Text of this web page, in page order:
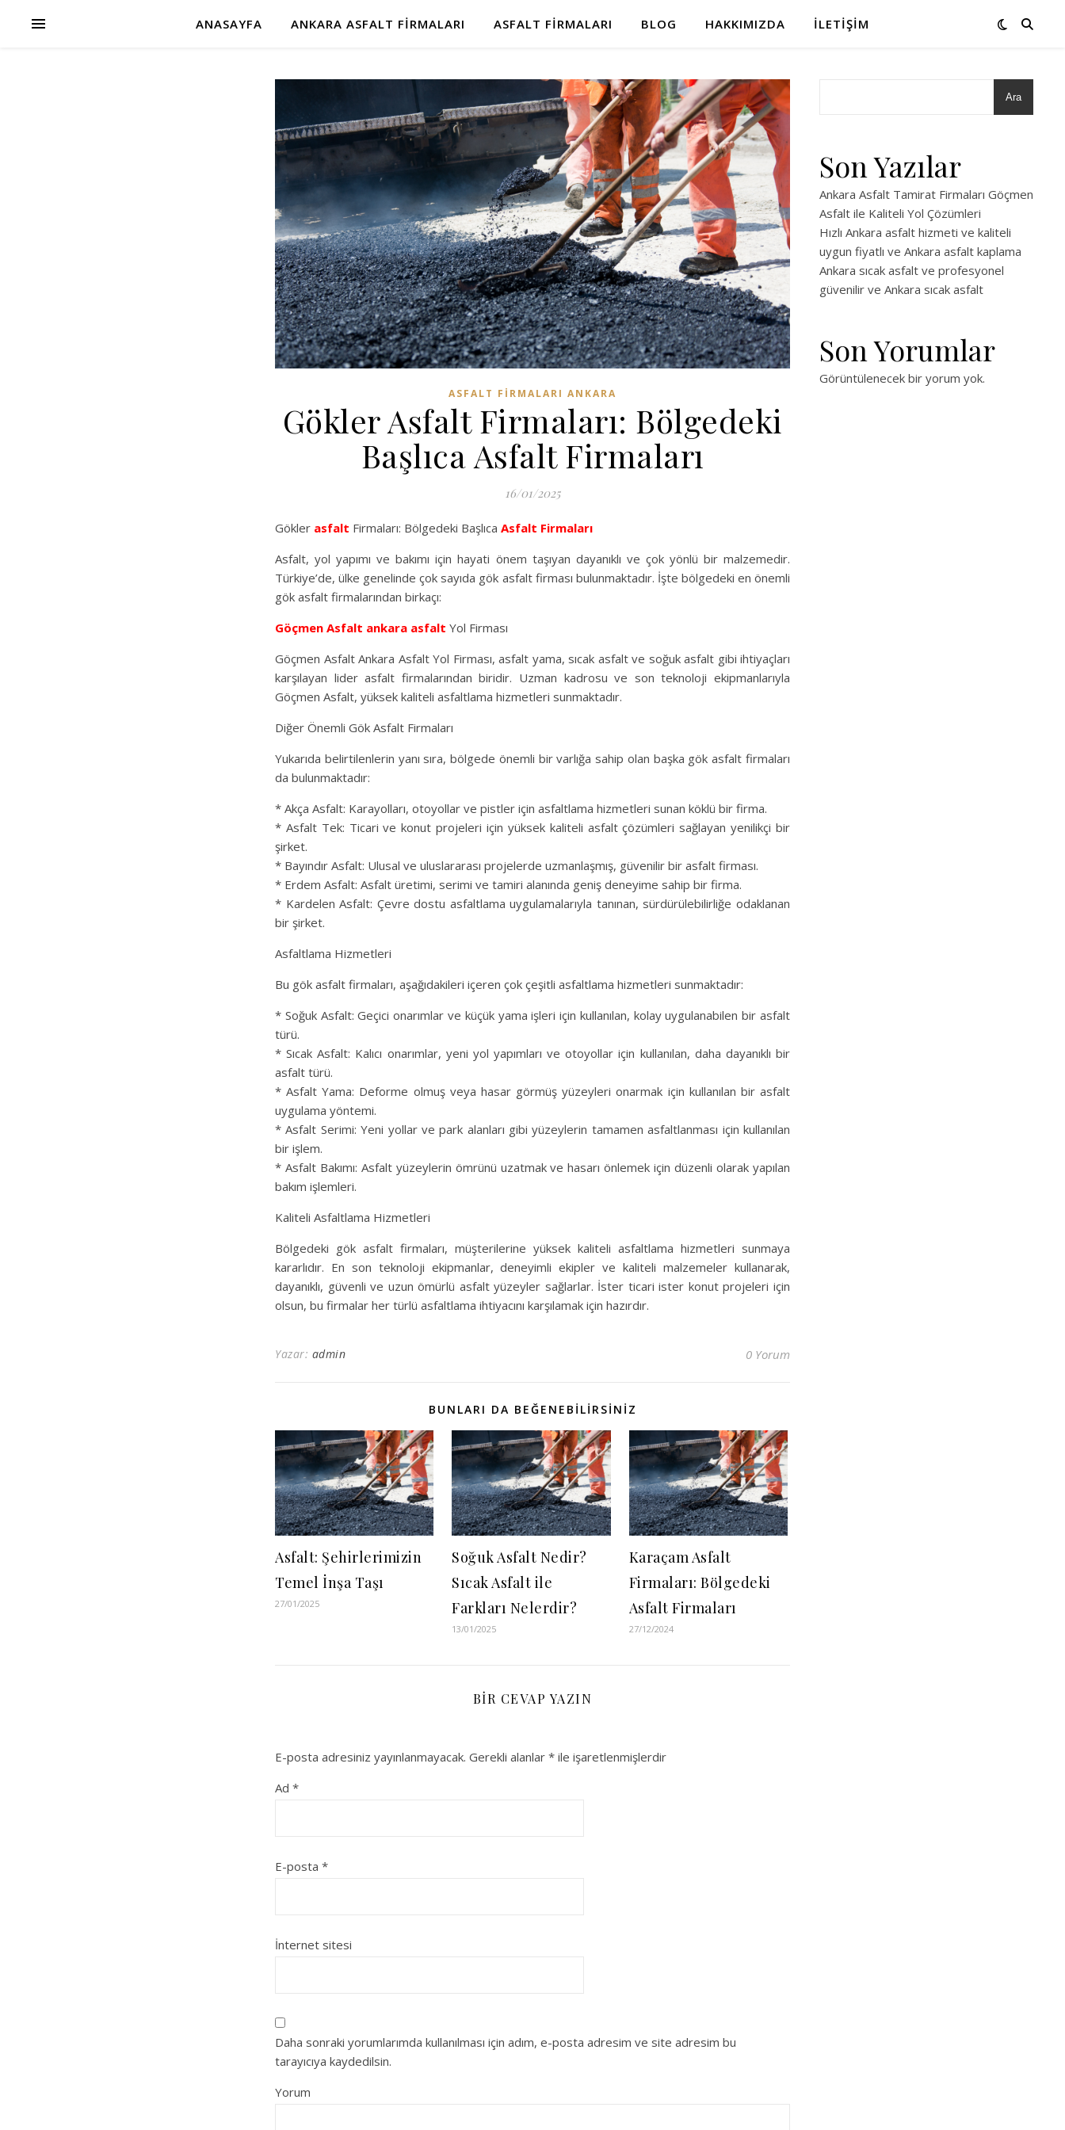
ANASAYFA ANKARA ASFALT FIRMALARI ASFALT FIRMALARI BLOG HAKKIMIZDA İLETIŞIM
ASFALT FIRMALARI ANKARA
Gökler Asfalt Firmaları: Bölgedeki
Başlıca Asfalt Firmaları
16/01/2025
Gökler asfalt Firmaları: Bölgedeki Başlıca Asfalt Firmaları
Asfalt, yol yapımı ve bakımı için hayati önem taşıyan dayanıklı ve çok yönlü bir malzemedir.
Türkiye’de, ülke genelinde çok sayıda gök asfalt firması bulunmaktadır. İşte bölgedeki en önemli
gök asfalt firmalarından birkaçı:
Göçmen Asfalt ankara asfalt Yol Firması
Göçmen Asfalt Ankara Asfalt Yol Firması, asfalt yama, sıcak asfalt ve soğuk asfalt gibi ihtiyaçları
karşılayan lider asfalt firmalarından biridir. Uzman kadrosu ve son teknoloji ekipmanlarıyla
Göçmen Asfalt, yüksek kaliteli asfaltlama hizmetleri sunmaktadır.
Diğer Önemli Gök Asfalt Firmaları
Yukarıda belirtilenlerin yanı sıra, bölgede önemli bir varlığa sahip olan başka gök asfalt firmaları
da bulunmaktadır:
* Akça Asfalt: Karayolları, otoyollar ve pistler için asfaltlama hizmetleri sunan köklü bir firma.
* Asfalt Tek: Ticari ve konut projeleri için yüksek kaliteli asfalt çözümleri sağlayan yenilikçi bir
şirket.
* Bayındır Asfalt: Ulusal ve uluslararası projelerde uzmanlaşmış, güvenilir bir asfalt firması.
* Erdem Asfalt: Asfalt üretimi, serimi ve tamiri alanında geniş deneyime sahip bir firma.
* Kardelen Asfalt: Çevre dostu asfaltlama uygulamalarıyla tanınan, sürdürülebilirliğe odaklanan
bir şirket.
Asfaltlama Hizmetleri
Bu gök asfalt firmaları, aşağıdakileri içeren çok çeşitli asfaltlama hizmetleri sunmaktadır:
* Soğuk Asfalt: Geçici onarımlar ve küçük yama işleri için kullanılan, kolay uygulanabilen bir asfalt
türü.
* Sıcak Asfalt: Kalıcı onarımlar, yeni yol yapımları ve otoyollar için kullanılan, daha dayanıklı bir
asfalt türü.
* Asfalt Yama: Deforme olmuş veya hasar görmüş yüzeyleri onarmak için kullanılan bir asfalt
uygulama yöntemi.
* Asfalt Serimi: Yeni yollar ve park alanları gibi yüzeylerin tamamen asfaltlanması için kullanılan
bir işlem.
* Asfalt Bakımı: Asfalt yüzeylerin ömrünü uzatmak ve hasarı önlemek için düzenli olarak yapılan
bakım işlemleri.
Kaliteli Asfaltlama Hizmetleri
Bölgedeki gök asfalt firmaları, müşterilerine yüksek kaliteli asfaltlama hizmetleri sunmaya
kararlıdır. En son teknoloji ekipmanlar, deneyimli ekipler ve kaliteli malzemeler kullanarak,
dayanıklı, güvenli ve uzun ömürlü asfalt yüzeyler sağlarlar. İster ticari ister konut projeleri için
olsun, bu firmalar her türlü asfaltlama ihtiyacını karşılamak için hazırdır.
Yazar: admin 0 Yorum
BUNLARI DA BEĞENEBILIRSINIZ
Asfalt: Şehirlerimizin
Temel İnşa Taşı
27/01/2025
Soğuk Asfalt Nedir?
Sıcak Asfalt ile
Farkları Nelerdir?
13/01/2025
Karaçam Asfalt
Firmaları: Bölgedeki
Asfalt Firmaları
27/12/2024
BIR CEVAP YAZIN
E-posta adresiniz yayınlanmayacak. Gerekli alanlar * ile işaretlenmişlerdir
Ad *
E-posta *
İnternet sitesi
Daha sonraki yorumlarımda kullanılması için adım, e-posta adresim ve site adresim bu
tarayıcıya kaydedilsin.
Yorum
Ara
Son Yazılar
Ankara Asfalt Tamirat Firmaları Göçmen
Asfalt ile Kaliteli Yol Çözümleri
Hızlı Ankara asfalt hizmeti ve kaliteli
uygun fiyatlı ve Ankara asfalt kaplama
Ankara sıcak asfalt ve profesyonel
güvenilir ve Ankara sıcak asfalt
Son Yorumlar
Görüntülenecek bir yorum yok.